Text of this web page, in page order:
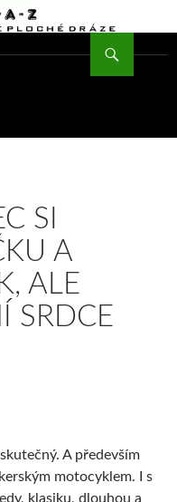
SI
A
ALE
SRDCE
A především
motocyklem. I s
klasiku, dlouhou a